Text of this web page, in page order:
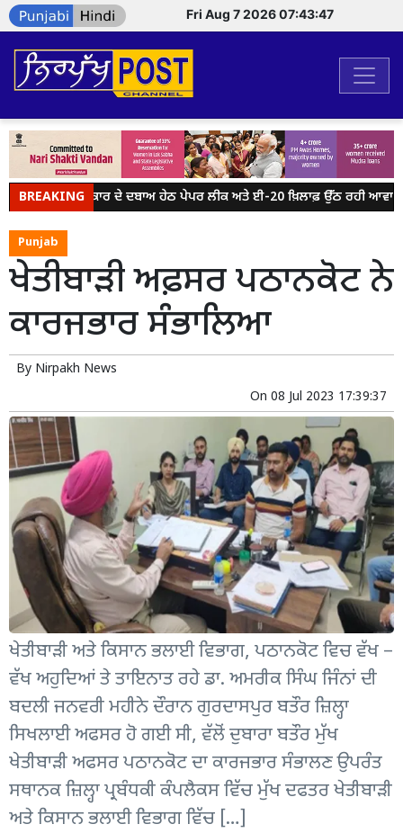
Fri Aug 7 2026 07:43:47
BREAKING
ਮੋਦੀ ਸਰਕਾਰ ਦੇ ਦਬਾਅ ਹੇਠ ਪੇਪਰ ਲੀਕ ਅਤੇ ਈ-20 ਖ਼ਿਲਾਫ਼ ਉੱਠ ਰਹੀ ਆਵਾਜ਼ ਨੂੰ
Punjab
ਖੇਤੀਬਾੜੀ ਅਫ਼ਸਰ ਪਠਾਨਕੋਟ ਨੇ
ਕਾਰਜਭਾਰ ਸੰਭਾਲਿਆ
By Nirpakh News
On 08 Jul 2023 17:39:37
ਖੇਤੀਬਾੜੀ ਅਤੇ ਕਿਸਾਨ ਭਲਾਈ ਵਿਭਾਗ, ਪਠਾਨਕੋਟ ਵਿਚ ਵੱਖ –
ਵੱਖ ਅਹੁਦਿਆਂ ਤੇ ਤਾਇਨਾਤ ਰਹੇ ਡਾ. ਅਮਰੀਕ ਸਿੰਘ ਜਿੰਨਾਂ ਦੀ
ਬਦਲੀ ਜਨਵਰੀ ਮਹੀਨੇ ਦੌਰਾਨ ਗੁਰਦਾਸਪੁਰ ਬਤੌਰ ਜ਼ਿਲ੍ਹਾ
ਸਿਖਲਾਈ ਅਫਸਰ ਹੋ ਗਈ ਸੀ, ਵੱਲੋਂ ਦੁਬਾਰਾ ਬਤੌਰ ਮੁੱਖ
ਖੇਤੀਬਾੜੀ ਅਫਸਰ ਪਠਾਨਕੋਟ ਦਾ ਕਾਰਜਭਾਰ ਸੰਭਾਲਣ ਉਪਰੰਤ
ਸਥਾਨਕ ਜ਼ਿਲ੍ਹਾ ਪ੍ਰਬੰਧਕੀ ਕੰਪਲੈਕਸ ਵਿੱਚ ਮੁੱਖ ਦਫਤਰ ਖੇਤੀਬਾੜੀ
ਅਤੇ ਕਿਸਾਨ ਭਲਾਈ ਵਿਭਾਗ ਵਿੱਚ […]